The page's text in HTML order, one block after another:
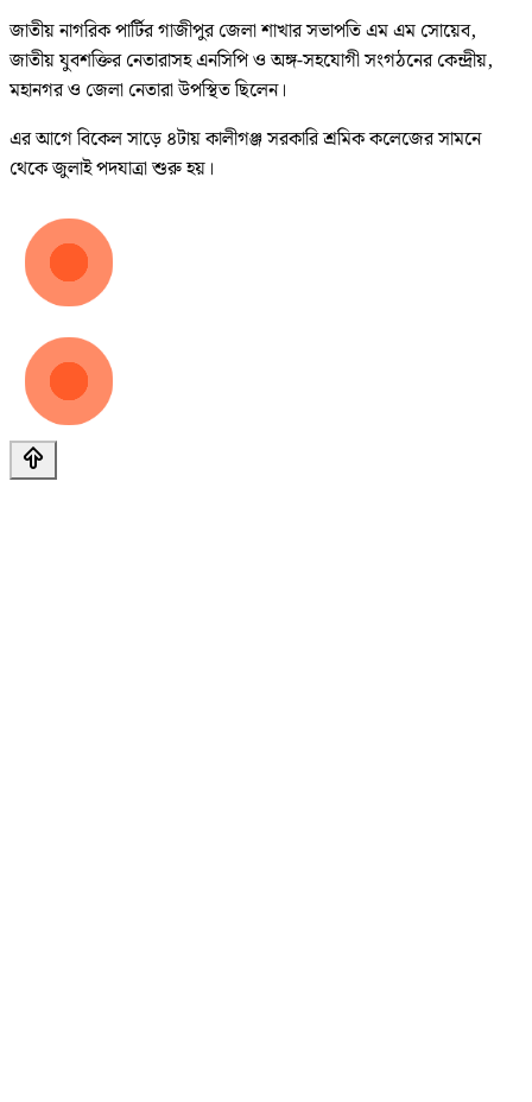
জাতীয় নাগরিক পার্টির গাজীপুর জেলা শাখার সভাপতি এম এম সোয়েব,
জাতীয় যুবশক্তির নেতারাসহ এনসিপি ও অঙ্গ-সহযোগী সংগঠনের কেন্দ্রীয়,
মহানগর ও জেলা নেতারা উপস্থিত ছিলেন।
এর আগে বিকেল সাড়ে ৪টায় কালীগঞ্জ সরকারি শ্রমিক কলেজের সামনে
থেকে জুলাই পদযাত্রা শুরু হয়।